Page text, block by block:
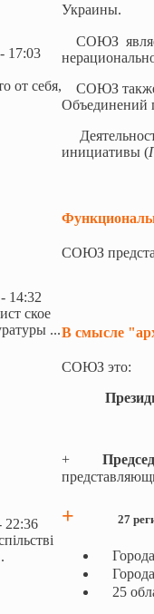
Украины.
СОЮЗ
СОЮЗ также
Объединений
инициативы (
СОЮЗ
В смысле
СОЮЗ это:
+
+ 27
Города
25
17:03
от себя,
14:32
ское
...
22:36